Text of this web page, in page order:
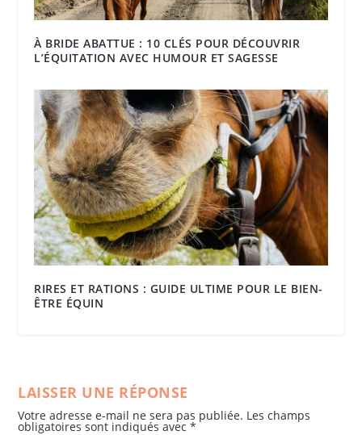
À BRIDE ABATTUE : 10 CLÉS POUR DÉCOUVRIR
L’ÉQUITATION AVEC HUMOUR ET SAGESSE
RIRES ET RATIONS : GUIDE ULTIME POUR LE BIEN-
ÊTRE ÉQUIN
LAISSER UNE RÉPONSE
Votre adresse e-mail ne sera pas publiée. Les champs
obligatoires sont indiqués avec*